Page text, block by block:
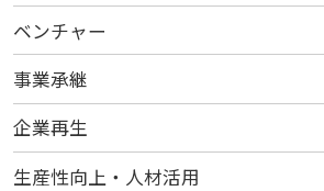
ベンチャー
事業承継
企業再生
生産性向上・人材活用